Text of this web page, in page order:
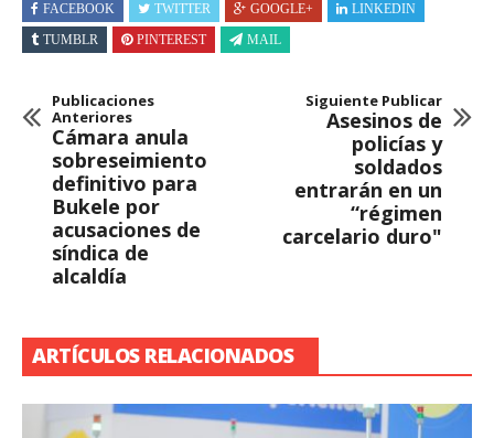
FACEBOOK TWITTER GOOGLE+
LINKEDIN
TUMBLR
PINTEREST MAIL
Publicaciones
Anteriores
Cámara anula
sobreseimiento
definitivo para
Bukele por
acusaciones de
síndica de
alcaldía
Siguiente Publicar
Asesinos de
policías y
soldados
entrarán en un
“régimen
carcelario duro"
ARTÍCULOS RELACIONADOS